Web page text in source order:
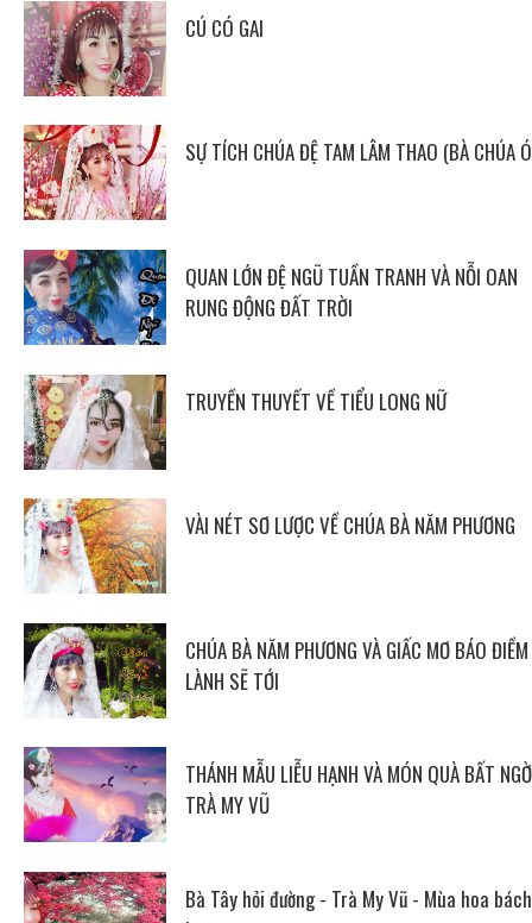
CÚ CÓ GAI
SỰ TÍCH CHÚA ĐỆ TAM LÂM THAO (BÀ CHÚA
QUAN LỚN ĐỆ NGŨ TUẦN TRANH VÀ NỖI OAN
RUNG ĐỘNG ĐẤT TRỜI
TRUYỀN THUYẾT VỀ TIỂU LONG NỮ
VÀI NÉT SƠ LƯỢC VỀ CHÚA BÀ NĂM PHƯƠNG
CHÚA BÀ NĂM PHƯƠNG VÀ GIẤC MƠ BÁO ĐIỀM
LÀNH SẼ TỚI
THÁNH MẪU LIỄU HẠNH VÀ MÓN QUÀ BẤT
TRÀ MY VŨ
Bà Tây hỏi đường - Trà My Vũ - Mùa hoa bách